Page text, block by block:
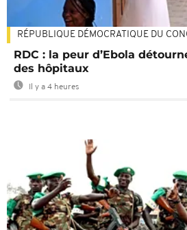
RÉPUBLIQUE DÉMOCRATIQUE DU
RDC : la peur d’Ebola
des hôpitaux
Il y a 4 heures